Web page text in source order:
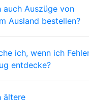
auch Auszüge von
Ausland bestellen?
ich, wenn ich
entdecke?
ältere